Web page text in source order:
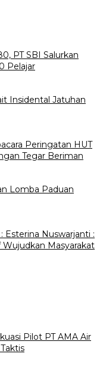
PT SBI Salurkan
Pelajar
Insidental Jatuhan
Peringatan HUT
Tegar Beriman
Lomba Paduan
Esterina Nuswarjanti :
Wujudkan Masyarakat
Pilot PT AMA Air